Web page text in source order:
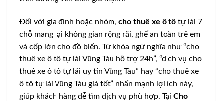
Đối với gia đình hoặc nhóm, cho thuê xe ô tô tự lái 7
chỗ mang lại không gian rộng rãi, ghế an toàn trẻ em
và cốp lớn cho đồ biển. Từ khóa ngữ nghĩa như “cho
thuê xe ô tô tự lái Vũng Tàu hỗ trợ 24h”, “dịch vụ cho
thuê xe ô tô tự lái uy tín Vũng Tàu” hay “cho thuê xe
ô tô tự lái Vũng Tàu giá tốt” nhấn mạnh lợi ích này,
giúp khách hàng dễ tìm dịch vụ phù hợp. Tại Cho